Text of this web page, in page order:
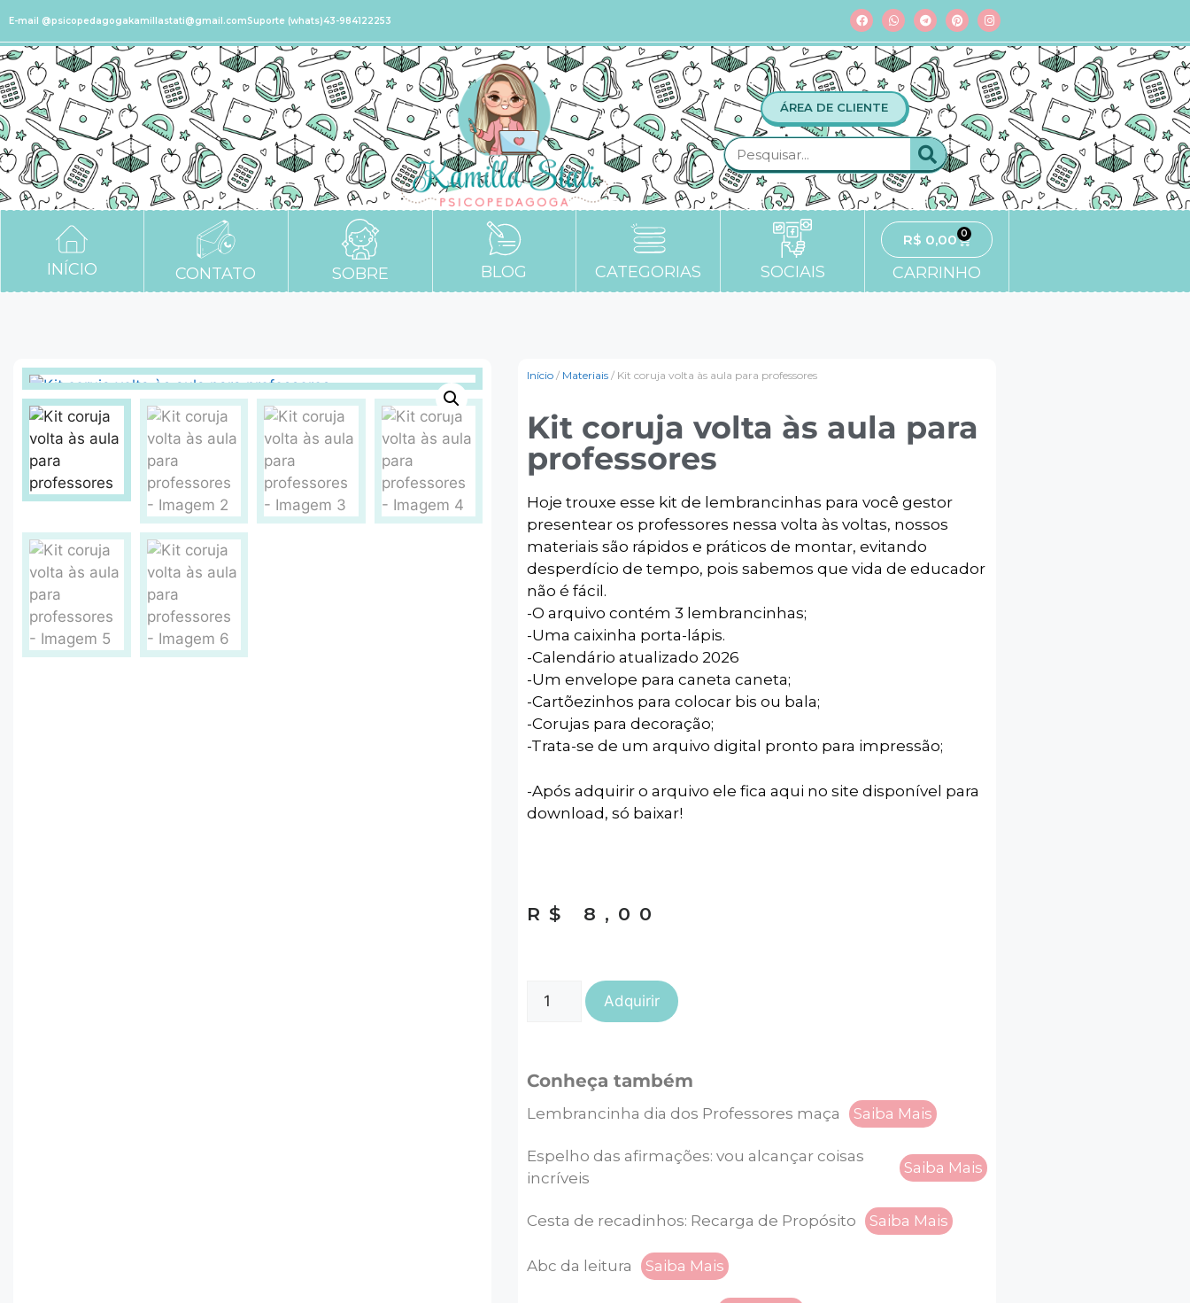
E-mail @psicopedagogakamillastati@gmail.comSuporte (whats)43-984122253
ÁREA DE CLIENTE
INÍCIO CONTATO SOBRE BLOG CATEGORIAS SOCIAIS
R$ 0,00 0
CARRINHO
Início / Materiais / Kit coruja volta às aula para professores
Kit coruja volta às aula para
professores
Hoje trouxe esse kit de lembrancinhas para você gestor
presentear os professores nessa volta às voltas, nossos
materiais são rápidos e práticos de montar, evitando
desperdício de tempo, pois sabemos que vida de educador
não é fácil.
-O arquivo contém 3 lembrancinhas;
-Uma caixinha porta-lápis.
-Calendário atualizado 2026
-Um envelope para caneta caneta;
-Cartõezinhos para colocar bis ou bala;
-Corujas para decoração;
-Trata-se de um arquivo digital pronto para impressão;
-Após adquirir o arquivo ele fica aqui no site disponível para
download, só baixar!
R$ 8,00
Adquirir
Conheça também
Lembrancinha dia dos Professores maça Saiba Mais
Espelho das afirmações: vou alcançar coisas
incríveis
Saiba Mais
Cesta de recadinhos: Recarga de Propósito Saiba Mais
Abc da leitura Saiba Mais